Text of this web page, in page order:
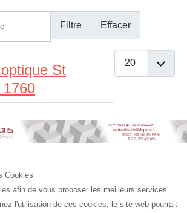
Filtre Effacer
Afficher #
St
1760
Cookies
afin de vous proposer les meilleurs services
l'utilisation de ces cookies, le site web pourrait